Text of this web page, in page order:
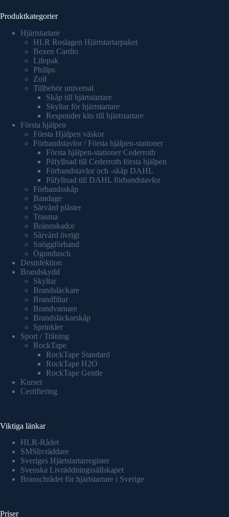
Produktkategorier
Hjärtstartare
HLR Roslagen Hjärtstartarpaket
Bexen Cardio
Lifepak
Philips
Zoll
Tillbehör universal
Skåp till hjärtstartare
Skyltar för hjärtstartare
Responder kits till hjärtstartare
Första hjälpen
Första Hjälpen väskor
Förbandstavlor / Första hjälpen-stationer
Första hjälpen-stationer Cederroth
Påfyllnad till Cederroth första hjälpen
Förbandstavlor och -skåp DAHL
Påfyllnad till DAHL förbandstavlor
Förbandsskåp
Bandage
Sårvård plåster
Trauma
Brännskador
Sårvård övrigt
Snöggförband
Ögondusch
Desinfektion
Brandskydd
Skyltar
Brandsläckare
Brandfiltar
Brandvarnare
Brandsläckarskåp
Sprinkler
Sport / Träning
RockTape
RockTape Standard
RockTape H2O
RockTape Gentle
Kurser
Certifiering
Viktiga länkar
HLR-Rådet
SMSlivräddare
Sveriges Hjärtstartarregister
Svenska Livräddningssällskapet
Branschrådet för hjärtstartare i Sverige
Priser